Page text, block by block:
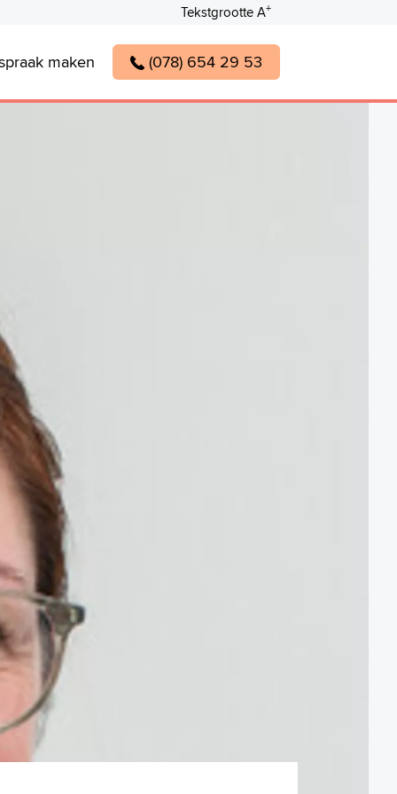
Tekstgrootte A+
maken (078) 654 29 53